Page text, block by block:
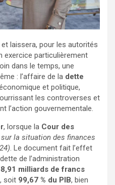
laissera, pour les autorités
exercice particulièrement
dans le temps, une
: l’affaire de la dette
et politique,
les controverses et
l’action gouvernementale.
, lorsque la Cour des
sur la situation des finances
. Le document fait l’effet
de l’administration
milliards de francs
, soit 99,67 % du PIB, bien